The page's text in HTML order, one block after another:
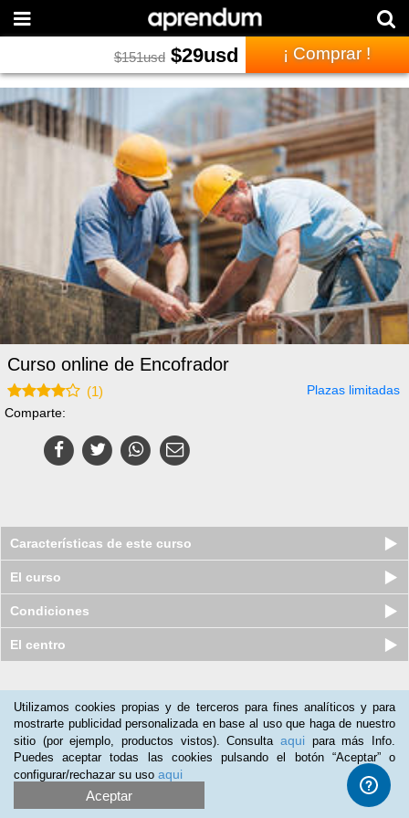
$151usd $29usd ¡ Comprar !
Curso online de Encofrador
(1)
Plazas limitadas
Comparte:
Características de este curso
El curso
Condiciones
El centro
Francisco Leon(04-07-2018)
Es bueno
Pack Superior de 6 Cursos online De
Utilizamos cookies propias y de terceros para fines analíticos y para
mostrarte publicidad personalizada en base al uso que haga de nuestro
sitio (por ejemplo, productos vistos). Consulta aqui para más Info.
Puedes aceptar todas las cookies pulsando el botón “Aceptar” o
configurar/rechazar su uso aqui
Aceptar